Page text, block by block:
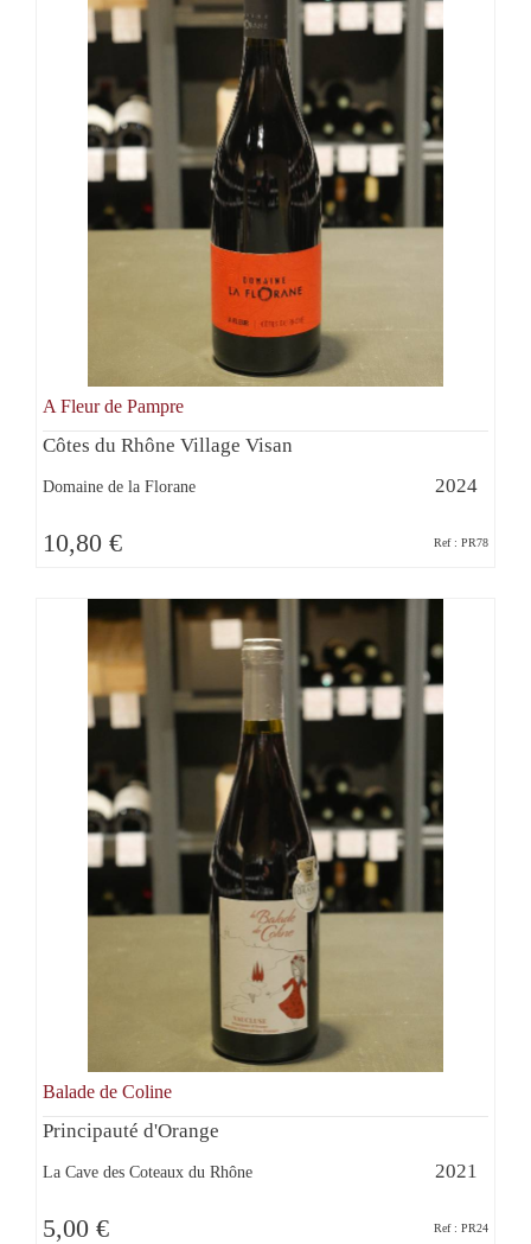
A Fleur de Pampre
Côtes du Rhône Village Visan
Domaine de la Florane 2024
10,80 € Ref : PR78
Balade de Coline
Principauté d'Orange
La Cave des Coteaux du Rhône 2021
5,00 € Ref : PR24